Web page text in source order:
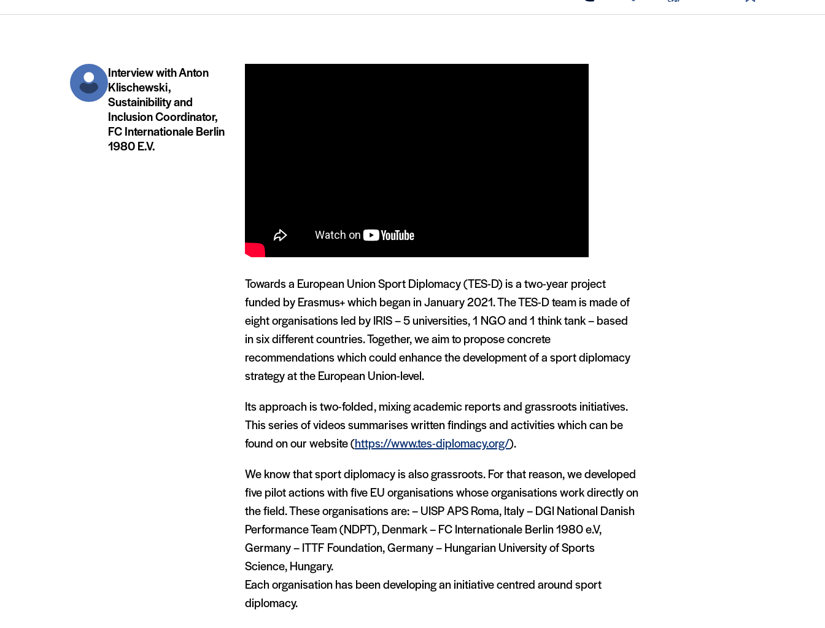
Interview with Anton
Klischewski,
Sustainibility and
Inclusion Coordinator,
FC Internationale Berlin
1980 E.V.
Towards a European Union Sport Diplomacy (TES-D) is a two-year project
funded by Erasmus+ which began in January 2021. The TES-D team is made of
eight organisations led by IRIS – 5 universities, 1 NGO and 1 think tank – based
in six different countries. Together, we aim to propose concrete
recommendations which could enhance the development of a sport diplomacy
strategy at the European Union-level.
Its approach is two-folded, mixing academic reports and grassroots initiatives.
This series of videos summarises written findings and activities which can be
found on our website (https://www.tes-diplomacy.org/).
We know that sport diplomacy is also grassroots. For that reason, we developed
five pilot actions with five EU organisations whose organisations work directly on
the field. These organisations are: – UISP APS Roma, Italy – DGI National Danish
Performance Team (NDPT), Denmark – FC Internationale Berlin 1980 e.V,
Germany – ITTF Foundation, Germany – Hungarian University of Sports
Science, Hungary.
Each organisation has been developing an initiative centred around sport
diplomacy.